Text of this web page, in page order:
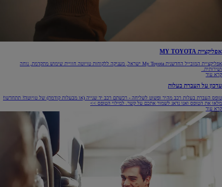
אפליקציית MY TOYOTA
אפליקציית המובייל החדשנית My Toyota ישראל, מעניקה ללקוחות טויוטה חוויית שימוש מתקדמת, נוחה
ושירותית.
קרא עוד
עדכון על העברת בעלות
טופס העברת בעלות רכב מהיר ופשוט לשליחה - רכשתם רכב יד שנייה (או מבעלות קודמת) של טויוטה? תתחדשו!
מלאו את הטופס ואנו נדאג לשמור אתכם על קשר. למילוי הטופס >>
קרא עוד